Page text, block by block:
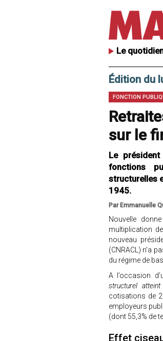
Le
Édition du
FONCTION
sur le
Le
fonctions
structurelles
1945.
Par Emmanuelle
Nouvelle
multiplication
nouveau
(CNRACL) n’a
du régime de
A l’occasion
structurel
cotisations de
employeurs
(dont 55,3% de
Effet